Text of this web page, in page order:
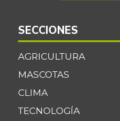
SECCIONES
AGRICULTURA
MASCOTAS
CLIMA
TECNOLOGÍA